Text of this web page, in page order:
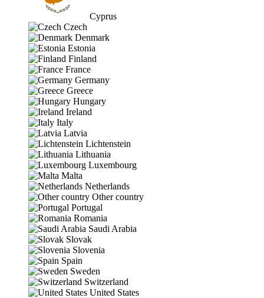
Cyprus
Czech
Denmark
Estonia
Finland
France
Germany
Greece
Hungary
Ireland
Italy
Latvia
Lichtenstein
Lithuania
Luxembourg
Malta
Netherlands
Other country
Portugal
Romania
Saudi Arabia
Slovak
Slovenia
Spain
Sweden
Switzerland
United States